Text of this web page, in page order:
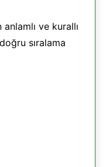
anlamlı ve kurallı
sıralama